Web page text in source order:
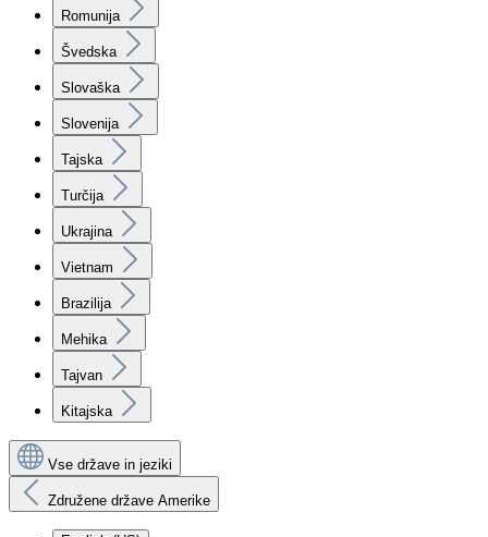
Romunija
Švedska
Slovaška
Slovenija
Tajska
Turčija
Ukrajina
Vietnam
Brazilija
Mehika
Tajvan
Kitajska
Vse države in jeziki
Združene države Amerike